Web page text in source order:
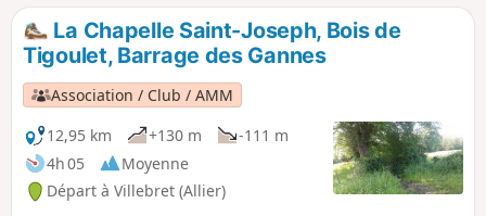
La Chapelle Saint-Joseph, Bois de
Tigoulet, Barrage des Gannes
Association / Club / AMM
12,95 km
+130 m
-111 m
4h 05
Moyenne
Départ à Villebret (Allier)